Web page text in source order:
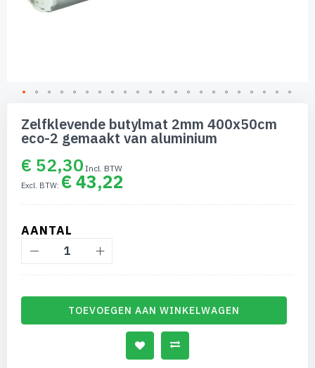
naar
begin
afbeeldingen-
gallerij
Zelfklevende butylmat 2mm 400x50cm
eco-2 gemaakt van aluminium
€ 52,30
€ 43,22
AANTAL
TOEVOEGEN AAN WINKELWAGEN